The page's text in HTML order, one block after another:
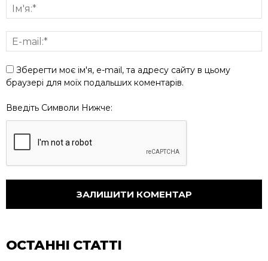
Зберегти моє ім'я, e-mail, та адресу сайту в цьому
браузері для моїх подальших коментарів.
Введіть Символи Нижче:
ОСТАННІ СТАТТІ